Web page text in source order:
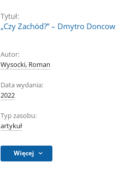
Tytuł:
„Czy Zachód?” – Dmytro
Autor:
Wysocki, Roman
Data wydania:
2022
Typ zasobu:
artykuł
Więcej